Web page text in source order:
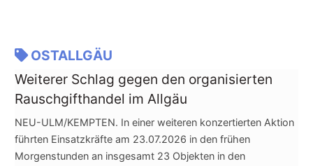
OSTALLGÄU
Weiterer Schlag gegen den organisierten
Rauschgifthandel im Allgäu
NEU-ULM/KEMPTEN. In einer weiteren konzertierten Aktion
führten Einsatzkräfte am 23.07.2026 in den frühen
Morgenstunden an insgesamt 23 Objekten in den